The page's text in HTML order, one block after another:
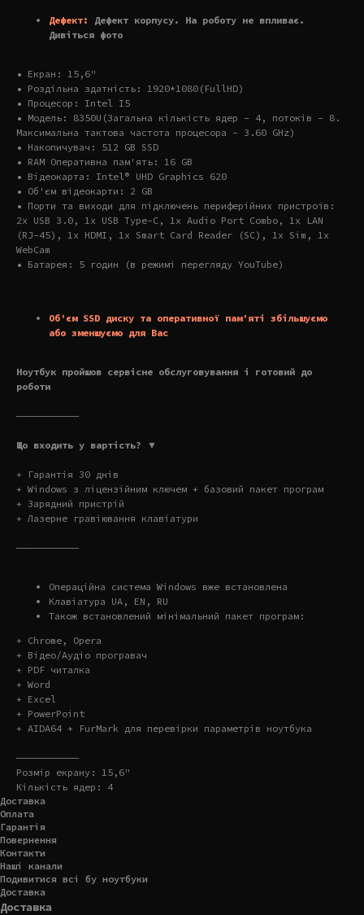
Дефект:
Дефект корпусу. На роботу не впливає.
Дивіться фото
• Екран: 15,6"
• Роздільна здатність: 1920*1080(FullHD)
• Процесор: Intel I5
• Модель: 8350U(Загальна кількість ядер – 4, потоків – 8.
Максимальна тактова частота процесора – 3.60 GHz)
• Накопичувач: 512 GB SSD
• RAM Оперативна пам'ять: 16 GB
• Відеокарта: Intel® UHD Graphics 620
• Об'єм відеокарти: 2 GB
• Порти та виходи для підключень периферійних пристроїв:
2x USB 3.0, 1x USB Type-C, 1x Audio Port Combo, 1x LAN
(RJ-45), 1x HDMI, 1x Smart Card Reader (SC), 1x Sim, 1x
WebCam
• Батарея: 5 годин (в режимі перегляду YouTube)
Об'єм SSD диску та оперативної пам'яті збільшуємо
або зменшуємо для Вас
Ноутбук пройшов сервісне обслуговування і готовий до
роботи
———————————
Що входить у вартість? ▼
+ Гарантія 30 днів
+ Windows з ліцензійним ключем + базовий пакет програм
+ Зарядний пристрій
+ Лазерне гравіювання клавіатури
———————————
Операційна система Windows вже встановлена
Клавіатура UA, EN, RU
Також встановлений мінімальний пакет програм:
+ Chrome, Opera
+ Відео/Аудіо програвач
+ PDF читалка
+ Word
+ Excel
+ PowerPoint
+ AIDA64 + FurMark для перевірки параметрів ноутбука
———————————
Розмір екрану: 15,6"
Кількість ядер: 4
Доставка
Оплата
Гарантія
Повернення
Контакти
Наші канали
Подивитися всі бу ноутбуки
Доставка
Доставка